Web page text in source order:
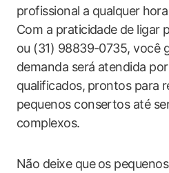
profissional a qualquer⁣
Com ​a praticidade⁢ de ligar
ou (31) 98839-0735, você
demanda será atendida
‍qualificados, ⁣prontos para
pequenos consertos até
complexos.
Não deixe que⁤ os